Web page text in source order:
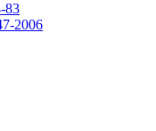
83
2006